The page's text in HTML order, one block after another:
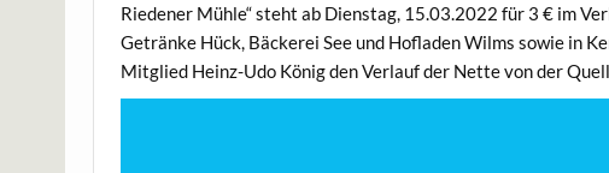
Riedener Mühle“ steht ab Dienstag, 15.03.2022 für 3 € im
Getränke Hück, Bäckerei See und Hofladen Wilms sowie in
Mitglied Heinz-Udo König den Verlauf der Nette von der